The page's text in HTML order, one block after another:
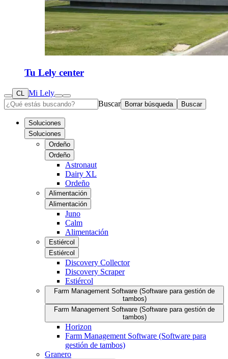
Tu Lely center
CL
Mi Lely
Buscar
Borrar búsqueda Buscar
Soluciones
Soluciones
Ordeño
Ordeño
Astronaut
Dairy XL
Ordeño
Alimentación
Alimentación
Juno
Calm
Alimentación
Estiércol
Estiércol
Discovery Collector
Discovery Scraper
Estiércol
Farm Management Software (Software para gestión de
tambos)
Farm Management Software (Software para gestión de
tambos)
Horizon
Farm Management Software (Software para
gestión de tambos)
Granero